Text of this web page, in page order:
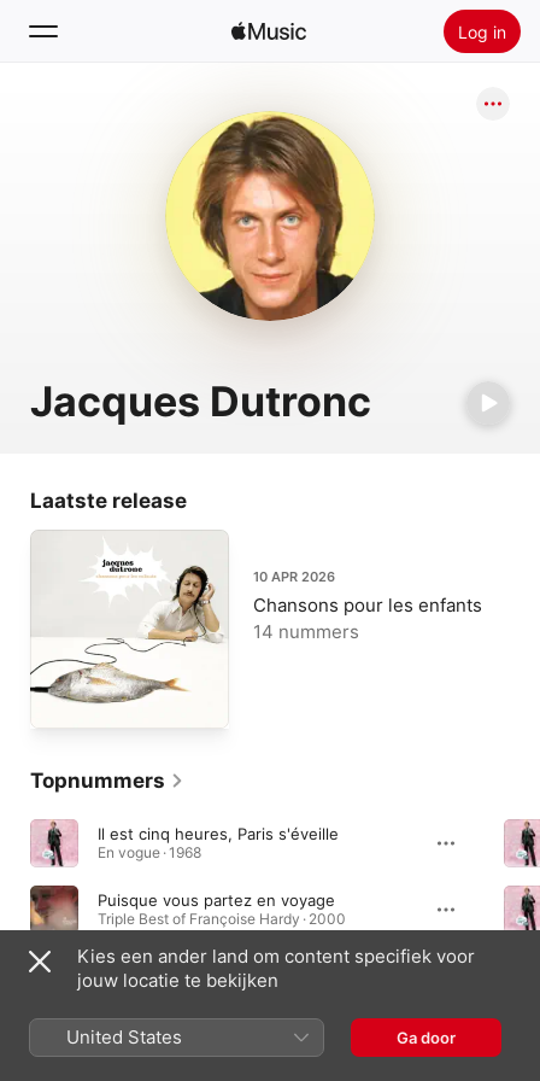
Log in
Installeer Apple Music
Jacques Dutronc
Laatste release
10 APR 2026
Chansons pour les enfants
14 nummers
Topnummers
Il est cinq heures, Paris s'éveille
En vogue · 1968
Puisque vous partez en voyage
Triple Best of Françoise Hardy · 2000
Gentleman cambrioleur
En vogue · 1968
Kies een ander land om content specifiek voor
jouw locatie te bekijken
United States Ga door